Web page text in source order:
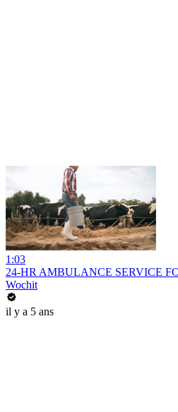
1:03
24-HR AMBULANCE SERVICE
Wochit
il y a 5 ans